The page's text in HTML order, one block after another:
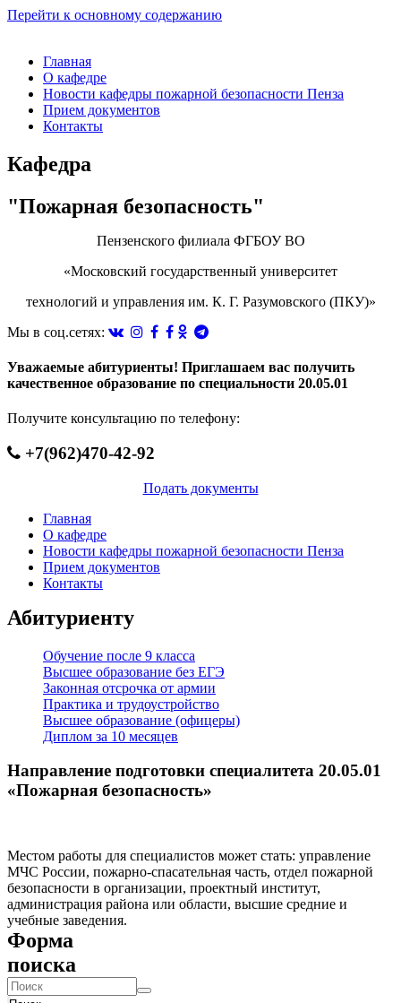
Перейти к основному содержанию
Главная
О кафедре
Новости кафедры пожарной безопасности Пенза
Прием документов
Контакты
Кафедра
"Пожарная безопасность"
Пензенского филиала ФГБОУ ВО
«Московский государственный университет
технологий и управления им. К. Г. Разумовского (ПКУ)»
Мы в соц.сетях:
Уважаемые абитуриенты! Приглашаем вас получить
качественное образование по специальности 20.05.01
Получите консультацию по телефону:
+7(962)470-42-92
Подать документы
Главная
О кафедре
Новости кафедры пожарной безопасности Пенза
Прием документов
Контакты
Абитуриенту
Обучение после 9 класса
Высшее образование без ЕГЭ
Законная отсрочка от армии
Практика и трудоустройство
Высшее образование (офицеры)
Диплом за 10 месяцев
Направление подготовки специалитета 20.05.01
«Пожарная безопасность»
Местом работы для специалистов может стать: управление
МЧС России, пожарно-спасательная часть, отдел пожарной
безопасности в организации, проектный институт,
администрация района или области, высшие средние и
учебные заведения.
Форма
поиска